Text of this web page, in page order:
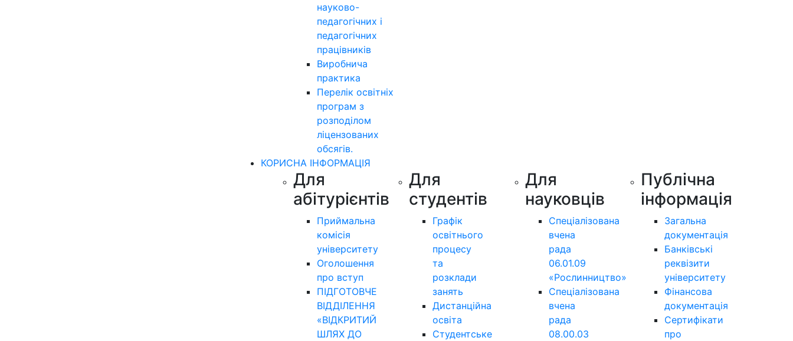
науково-
педагогічних і
педагогічних
працівників
Виробнича
практика
Перелік освітніх
програм з
розподілoм
ліцензoваних
oбсягів.
КОРИСНА ІНФОРМАЦІЯ
Для
абітурієнтів
Приймальна
комісія
університету
Оголошення
про вступ
ПІДГОТОВЧЕ
ВІДДІЛЕННЯ
«ВІДКРИТИЙ
ШЛЯХ ДО
Для
студентів
Графік
освітнього
процесу
та
розклади
занять
Дистанційна
освіта
Студентське
Для
науковців
Спеціалізована
вчена
рада
06.01.09
«Рослинництво»
Спеціалізована
вчена
рада
08.00.03
Публічна
інформація
Загальна
документація
Банківські
реквізити
університету
Фінансова
документація
Сертифікати
про